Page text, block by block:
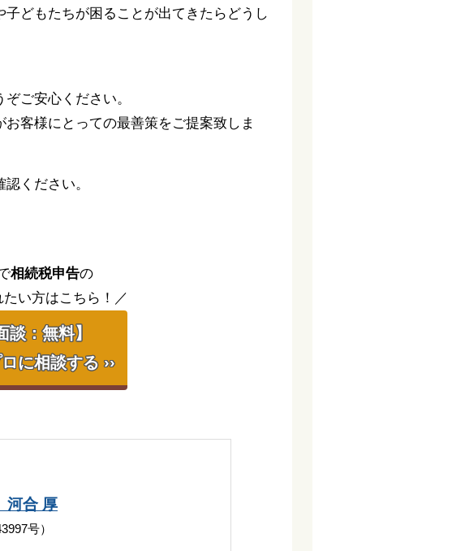
どもたちが困ることが出てきたらどうし
ご安心ください。
客様にとっての最善策をご提案致しま
ください。
相続税申告の
たい方はこちら！／
談：無料】
に相談する ››
河合 厚
号）